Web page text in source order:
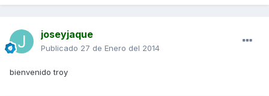
joseyjaque
Publicado 27 de Enero del 2014
bienvenido troy